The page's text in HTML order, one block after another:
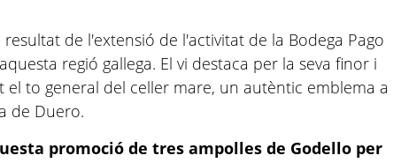
resultat de l'extensió de l'activitat de la Bodega Pago
regió gallega. El vi destaca per la seva finor i
el to general del celler mare, un autèntic emblema a
de Duero.
promoció de tres ampolles de Godello per